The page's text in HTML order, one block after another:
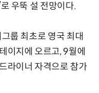
우뚝 설 전망이다.
룹 최초로 영국 최대
이지에 오르고, 9월에
라이너 자격으로 참가